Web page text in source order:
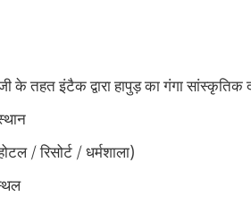
के तहत इंटैक द्वारा हापुड़ का गंगा
/ रिसोर्ट / धर्मशाला)